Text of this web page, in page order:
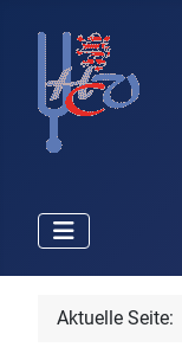
Aktuelle Seite: